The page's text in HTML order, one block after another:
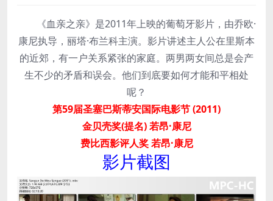
《血亲之亲》是2011年上映的葡萄牙影片，由乔欧·
康尼执导，丽塔·布兰科主演。影片讲述主人公在里斯本
的近郊，有一户关系紧张的家庭。两男两女间总是会产
生不少的矛盾和误会。他们到底要如何才能和平相处
呢？
第59届圣塞巴斯蒂安国际电影节 (2011)
金贝壳奖(提名) 若昂·康尼
费比西影评人奖 若昂·康尼
影片截图